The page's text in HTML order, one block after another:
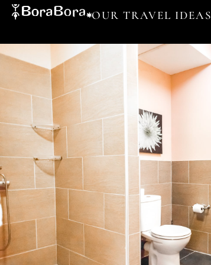
OUR TRAVEL IDEAS